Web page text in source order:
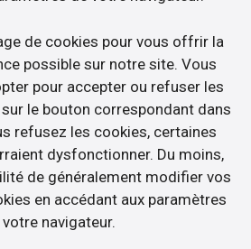
de cookies pour vous offrir la
possible sur notre site. Vous
pour accepter ou refuser les
le bouton correspondant dans
refusez les cookies, certaines
dysfonctionner. Du moins,
de généralement modifier vos
en accédant aux paramètres
votre navigateur.